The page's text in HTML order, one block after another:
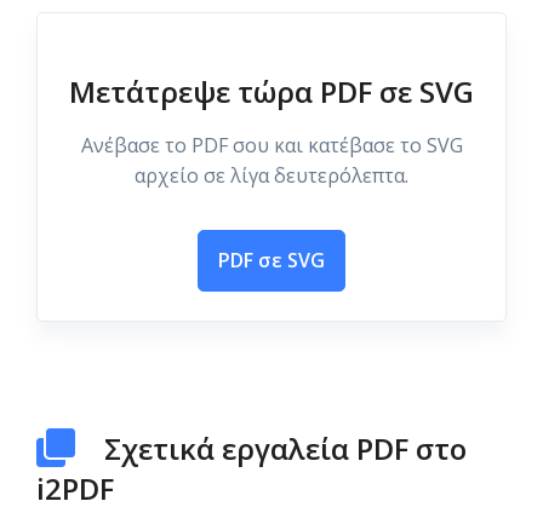
Μετάτρεψε τώρα PDF σε SVG
Ανέβασε το PDF σου και κατέβασε το SVG
αρχείο σε λίγα δευτερόλεπτα.
PDF σε SVG
Σχετικά εργαλεία PDF στο
i2PDF